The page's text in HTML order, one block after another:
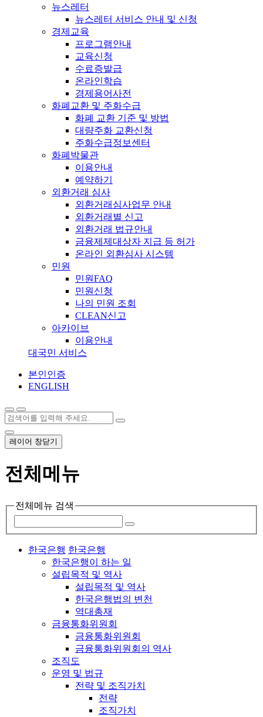
뉴스레터
뉴스레터 서비스 안내 및 신청
경제교육
프로그램안내
교육신청
수료증발급
온라인학습
경제용어사전
화폐교환 및 주화수급
화폐 교환 기준 및 방법
대량주화 교환신청
주화수급정보센터
화폐박물관
이용안내
예약하기
외환거래 심사
외환거래심사업무 안내
외환거래별 신고
외환거래 법규안내
금융제제대상자 지급 등 허가
온라인 외환심사 시스템
민원
민원FAQ
민원신청
나의 민원 조회
CLEAN신고
아카이브
이용안내
대국민 서비스
본인인증
ENGLISH
레이어 창닫기
전체메뉴
전체메뉴 검색
한국은행 한국은행
한국은행이 하는 일
설립목적 및 역사
설립목적 및 역사
한국은행법의 변천
역대총재
금융통화위원회
금융통화위원회
금융통화위원회의 역사
조직도
운영 및 법규
전략 및 조직가치
전략
조직가치